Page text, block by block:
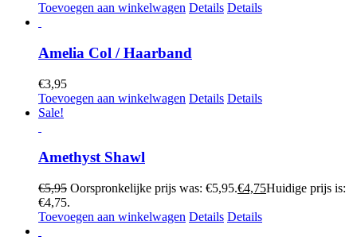
Toevoegen aan winkelwagen Details Details
Amelia Col / Haarband
€3,95
Toevoegen aan winkelwagen Details Details
Sale!
Amethyst Shawl
€5,95 Oorspronkelijke prijs was: €5,95.€4,75Huidige prijs is:
€4,75.
Toevoegen aan winkelwagen Details Details